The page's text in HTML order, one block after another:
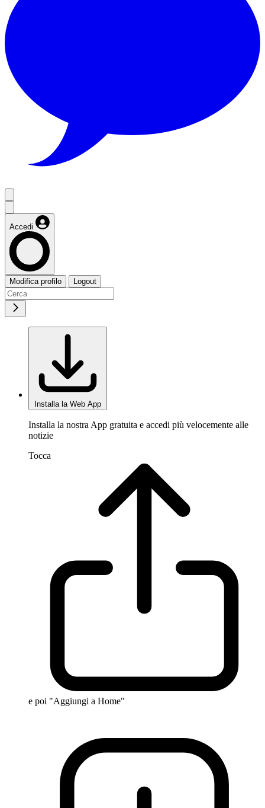
Accedi
Modifica profilo Logout
Installa la Web App
Installa la nostra App gratuita e accedi più velocemente alle
notizie
Tocca
e poi "Aggiungi a Home"